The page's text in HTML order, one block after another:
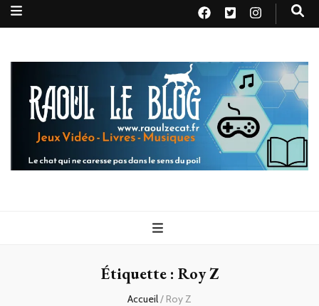
Raoul le
blog
Étiquette : Roy Z
Accueil/ Roy Z